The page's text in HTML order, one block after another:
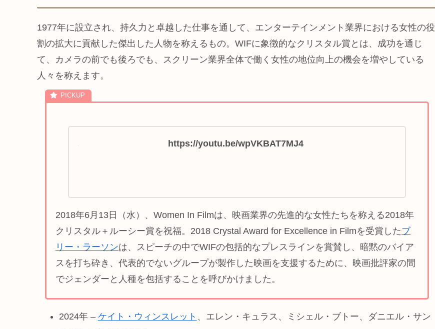
1977年に設立され、持久力と卓越した仕事を通して、エンターテインメント業界における女性の役
割の拡大に貢献した傑出した人物を称えるもの。WIFに象徴的なクリスタル賞とは、成功を通じ
て、カメラの前でも後ろでも、スクリーン業界全体で働く女性の地位向上の機会を増やしている
人々を称えます。
https://youtu.be/wpVKBAT7MJ4
2018年6月13日（水）、Women In Filmは、映画業界の先進的な女性たちを称える2018年
クリスタル＋ルーシー賞を祝福。2018 Crystal Award for Excellence in Filmを受賞したブ
リー・ラーソンは、スピーチの中でWIFの包括的なプレスラインを賞賛し、暗黙のバイア
スを打ち砕き、代表的でないグループが製作した映画を支援するために、映画批評家の間
でジェンダーと人種を包括することを呼びかけました。
2024年 – ケイト・ウィンスレット 、エレン・キュラス、ミシェル・ブトー、ダニエル・サン